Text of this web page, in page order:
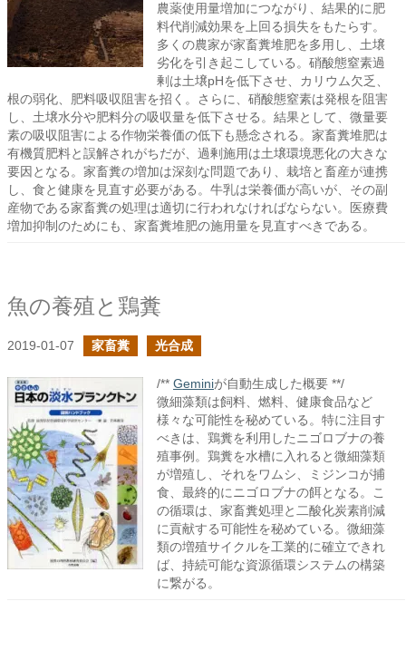
農薬使用量増加につながり、結果的に肥
料代削減効果を上回る損失をもたらす。
多くの農家が家畜糞堆肥を多用し、土壌
劣化を引き起こしている。硝酸態窒素過
剰は土壌pHを低下させ、カリウム欠乏、
根の弱化、肥料吸収阻害を招く。さらに、硝酸態窒素は発根を阻害
し、土壌水分や肥料分の吸収量を低下させる。結果として、微量要
素の吸収阻害による作物栄養価の低下も懸念される。家畜糞堆肥は
有機質肥料と誤解されがちだが、過剰施用は土壌環境悪化の大きな
要因となる。家畜糞の増加は深刻な問題であり、栽培と畜産が連携
し、食と健康を見直す必要がある。牛乳は栄養価が高いが、その副
産物である家畜糞の処理は適切に行われなければならない。医療費
増加抑制のためにも、家畜糞堆肥の施用量を見直すべきである。
魚の養殖と鶏糞
2019-01-07 家畜糞 光合成
/** Geminiが自動生成した概要 **/
微細藻類は飼料、燃料、健康食品など
様々な可能性を秘めている。特に注目す
べきは、鶏糞を利用したニゴロブナの養
殖事例。鶏糞を水槽に入れると微細藻類
が増殖し、それをワムシ、ミジンコが捕
食、最終的にニゴロブナの餌となる。こ
の循環は、家畜糞処理と二酸化炭素削減
に貢献する可能性を秘めている。微細藻
類の増殖サイクルを工業的に確立できれ
ば、持続可能な資源循環システムの構築
に繋がる。